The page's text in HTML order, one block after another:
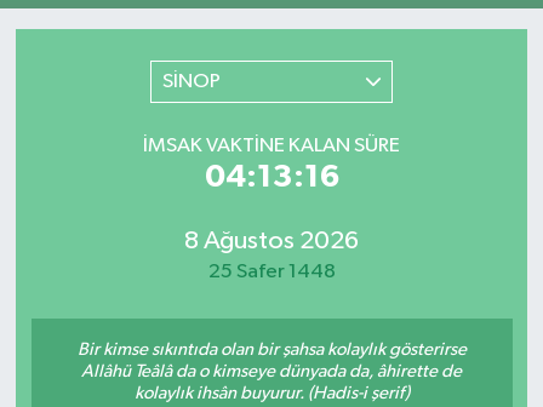
SİNOP
İMSAK VAKTINE KALAN SÜRE
04:13:16
8 Ağustos 2026
25 Safer 1448
Bir kimse sıkıntıda olan bir şahsa kolaylık gösterirse
Allâhü Teâlâ da o kimseye dünyada da, âhirette de
kolaylık ihsân buyurur. (Hadis-i şerif)
Resmi İlanlar
İskilip
Çorum Namaz Vakitleri
Trafik Durumu
Süper Lig Puan Durumu ve Fikstür
Son Dakika Haberleri
Haber Arşivi